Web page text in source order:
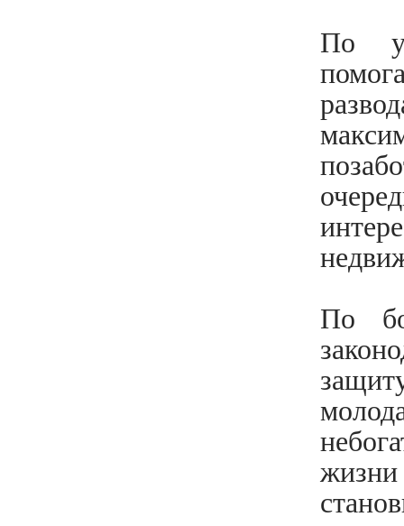
По
По